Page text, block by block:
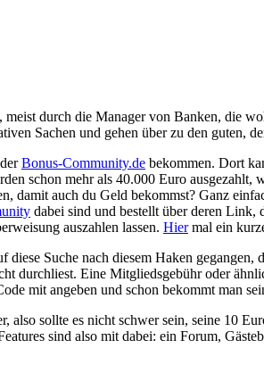
durch die Manager von Banken, die
Sachen und gehen über zu den guten,
Bonus-Community.de bekommen. Dort
schon mehr als 40.000 Euro
damit auch du Geld bekommst? Ganz
dabei sind und bestellt über deren Link,
auszahlen lassen. Hiermal ein
diese Suche nach diesem Haken
durchliest. Eine Mitgliedsgebühr oder
mit angeben und schon bekommt man
sollte es nicht schwer sein, seine 10
sind also mit dabei: ein Forum,